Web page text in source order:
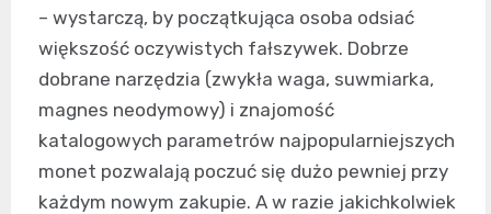
– wystarczą, by początkująca osoba odsiać
większość oczywistych fałszywek. Dobrze
dobrane narzędzia (zwykła waga, suwmiarka,
magnes neodymowy) i znajomość
katalogowych parametrów najpopularniejszych
monet pozwalają poczuć się dużo pewniej przy
każdym nowym zakupie. A w razie jakichkolwiek